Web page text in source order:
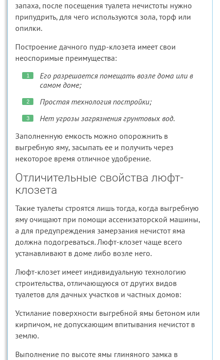
запаха, после посещения туалета нечистоты нужно
припудрить, для чего используются зола, торф или
опилки.
Построение дачного пудр-клозета имеет свои
неоспоримые преимущества:
Его разрешается помещать возле дома или в
самом доме;
Простая технология постройки;
Нет угрозы загрязнения грунтовых вод.
Заполненную емкость можно опорожнить в
выгребную яму, засыпать ее и получить через
некоторое время отличное удобрение.
Отличительные свойства люфт-
клозета
Такие туалеты строятся лишь тогда, когда выгребную
яму очищают при помощи ассенизаторской машины,
а для предупреждения замерзания нечистот яма
должна подогреваться. Люфт-клозет чаще всего
устанавливают в доме либо возле него.
Люфт-клозет имеет индивидуальную технологию
строительства, отличающуюся от других видов
туалетов для дачных участков и частных домов:
Устилание поверхности выгребной ямы бетоном или
кирпичом, не допускающим впитывания нечистот в
землю.
Выполнение по высоте ямы глиняного замка в